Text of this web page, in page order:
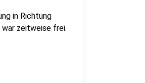
in Richtung
war zeitweise frei.